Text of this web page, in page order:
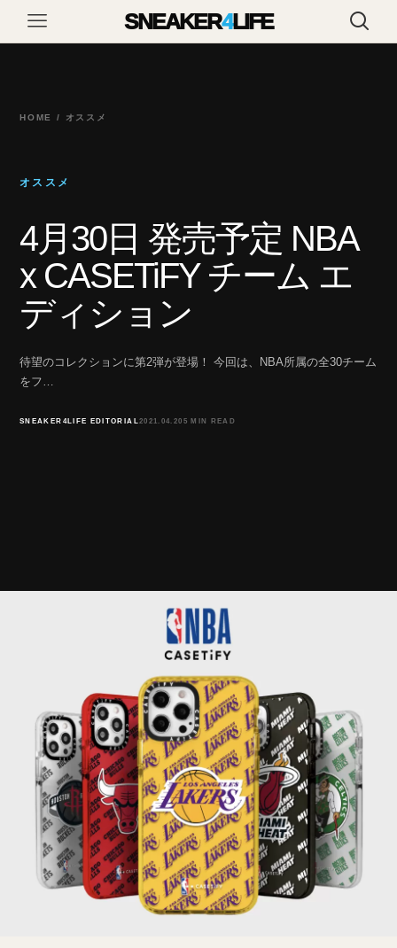
SNEAKER4LIFE
HOME / オススメ
オススメ
4月30日 発売予定 NBA
x CASETiFY チーム エ
ディション
待望のコレクションに第2弾が登場！ 今回は、NBA所属の全30チーム
をフ…
SNEAKER4LIFE EDITORIAL2021.04.20 5 MIN READ